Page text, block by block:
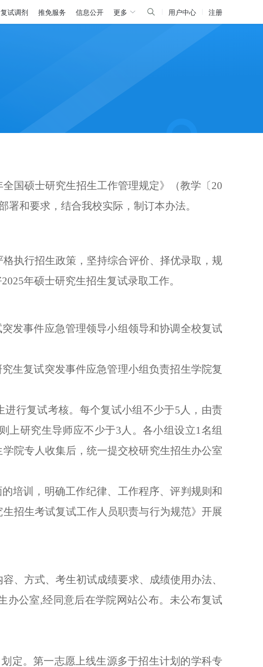
复试调剂 推免服务 信息公开 更多 用户中心 注册
国硕士研究生招生工作管理规定》（教学〔20
和要求，结合我校实际，制订本办法。
执行招生政策，坚持综合评价、择优录取，规
年硕士研究生招生复试录取工作。
发事件应急管理领导小组领导和协调全校复试
生复试突发事件应急管理小组负责招生学院复
行复试考核。每个复试小组不少于5人，由责
上研究生导师应不少于3人。各小组设立1名组
院专人收集后，统一提交校研究生招生办公室
培训，明确工作纪律、工作程序、评判规则和
招生考试复试工作人员职责与行为规范》开展
、方式、考生初试成绩要求、成绩使用办法、
办公室,经同意后在学院网站公布。未公布复试
定。第一志愿上线生源多于招生计划的学科专